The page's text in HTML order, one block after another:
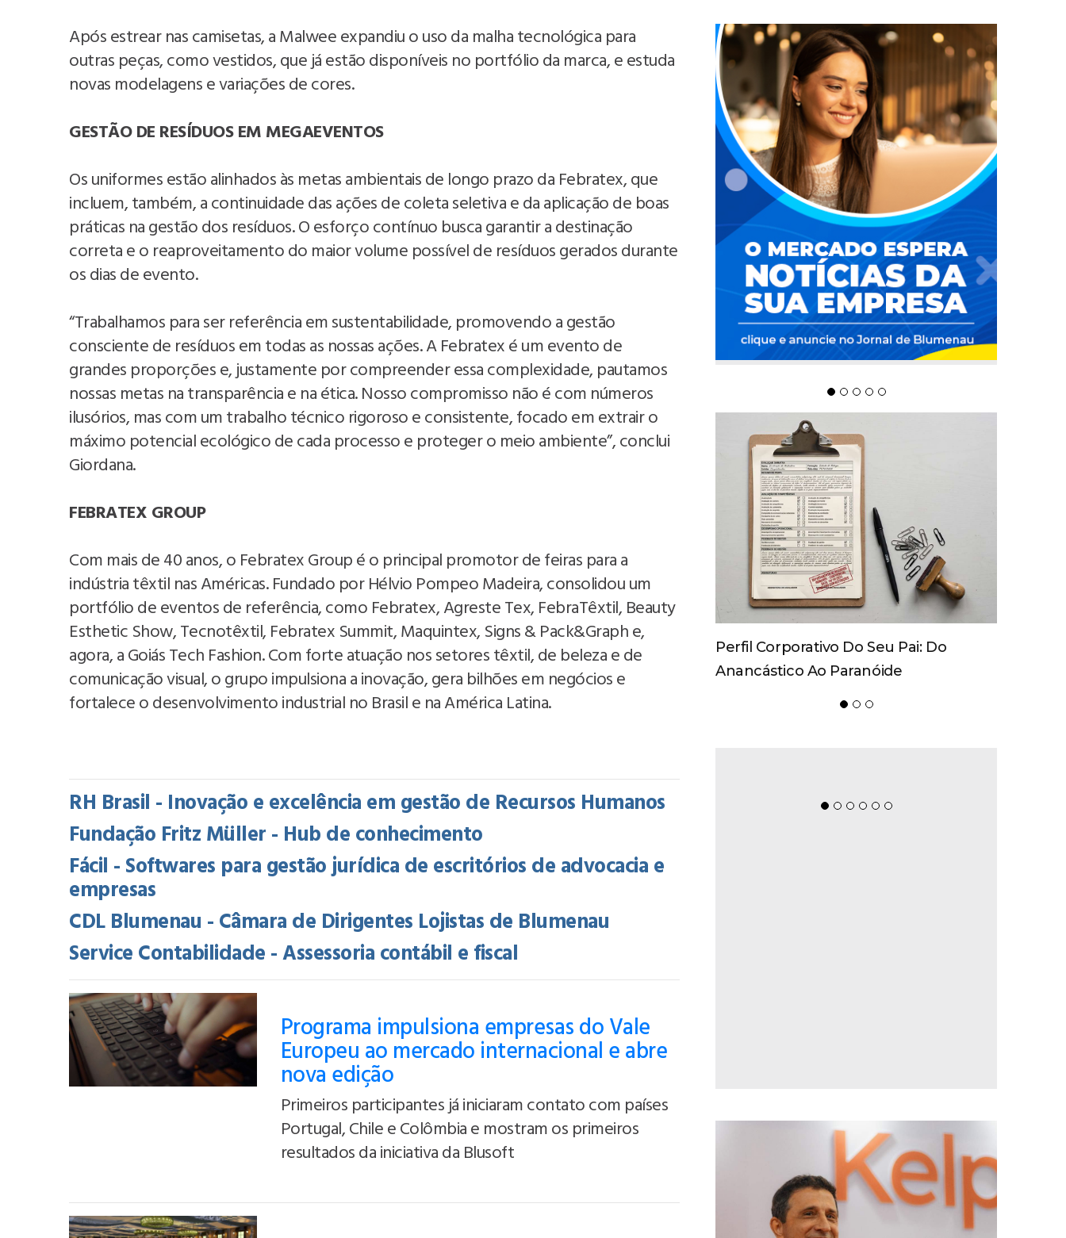
Após estrear nas camisetas, a Malwee expandiu o uso da malha tecnológica para
outras peças, como vestidos, que já estão disponíveis no portfólio da marca, e estuda
novas modelagens e variações de cores.
GESTÃO DE RESÍDUOS EM MEGAEVENTOS
Os uniformes estão alinhados às metas ambientais de longo prazo da Febratex, que
incluem, também, a continuidade das ações de coleta seletiva e da aplicação de boas
práticas na gestão dos resíduos. O esforço contínuo busca garantir a destinação
correta e o reaproveitamento do maior volume possível de resíduos gerados durante
os dias de evento.
“Trabalhamos para ser referência em sustentabilidade, promovendo a gestão
consciente de resíduos em todas as nossas ações. A Febratex é um evento de
grandes proporções e, justamente por compreender essa complexidade, pautamos
nossas metas na transparência e na ética. Nosso compromisso não é com números
ilusórios, mas com um trabalho técnico rigoroso e consistente, focado em extrair o
máximo potencial ecológico de cada processo e proteger o meio ambiente”, conclui
Giordana.
FEBRATEX GROUP
Com mais de 40 anos, o Febratex Group é o principal promotor de feiras para a
indústria têxtil nas Américas. Fundado por Hélvio Pompeo Madeira, consolidou um
portfólio de eventos de referência, como Febratex, Agreste Tex, FebraTêxtil, Beauty
Esthetic Show, Tecnotêxtil, Febratex Summit, Maquintex, Signs & Pack&Graph e,
agora, a Goiás Tech Fashion. Com forte atuação nos setores têxtil, de beleza e de
comunicação visual, o grupo impulsiona a inovação, gera bilhões em negócios e
fortalece o desenvolvimento industrial no Brasil e na América Latina.
RH Brasil - Inovação e excelência em gestão de Recursos Humanos
Fundação Fritz Müller - Hub de conhecimento
Fácil - Softwares para gestão jurídica de escritórios de advocacia e
empresas
CDL Blumenau - Câmara de Dirigentes Lojistas de Blumenau
Service Contabilidade - Assessoria contábil e fiscal
Programa impulsiona empresas do Vale
Europeu ao mercado internacional e abre
nova edição
Primeiros participantes já iniciaram contato com países
Portugal, Chile e Colômbia e mostram os primeiros
resultados da iniciativa da Blusoft
Movecta Marca Presença Na
Logistique 2026 Com Soluções
Integradas E Participação Em Painel